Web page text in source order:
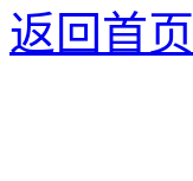
返回首页